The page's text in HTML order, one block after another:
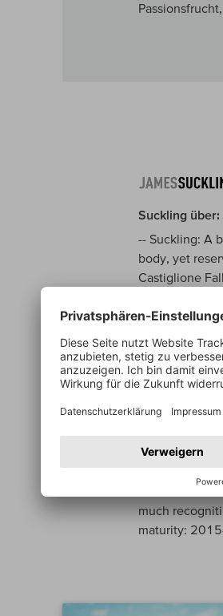
Suckling über:
-- Suckling: A
body, yet
Castiglione
-- Parker: The
mint and
Barolo. Floral
much
maturity: